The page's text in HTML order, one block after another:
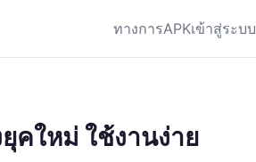
ทางการAPKเข้าสู่ระบบ
คใหม่ ใช้งานง่าย